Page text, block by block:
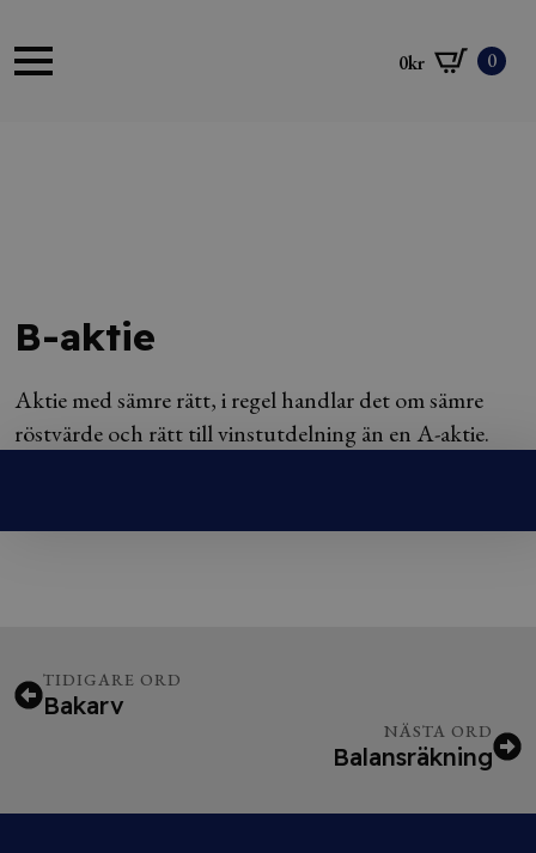
0kr 0
B-aktie
Aktie med sämre rätt, i regel handlar det om sämre
röstvärde och rätt till vinstutdelning än en A-aktie.
TIDIGARE ORD
Bakarv
NÄSTA ORD
Balansräkning